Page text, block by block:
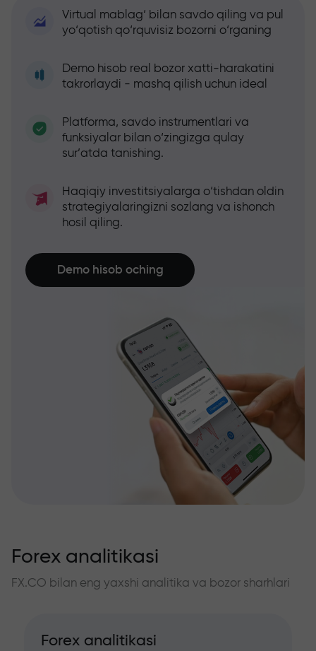
Virtual mablag‘ bilan savdo qiling va pul
yo‘qotish qo‘rquvisiz bozorni o‘rganing
Demo hisob real bozor xatti-harakatini
takrorlaydi - mashq qilish uchun ideal
Platforma, savdo instrumentlari va
funksiyalar bilan o‘zingizga qulay
sur’atda tanishing.
Haqiqiy investitsiyalarga o‘tishdan oldin
strategiyalaringizni sozlang va ishonch
hosil qiling.
Demo hisob oching
Forex analitikasi
FX.CO bilan eng yaxshi analitika va bozor sharhlari
Forex analitikasi